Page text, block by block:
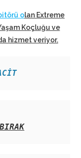
olan Extreme
Koçluğu ve
hizmet veriyor.